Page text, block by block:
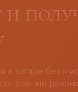
в загаре без